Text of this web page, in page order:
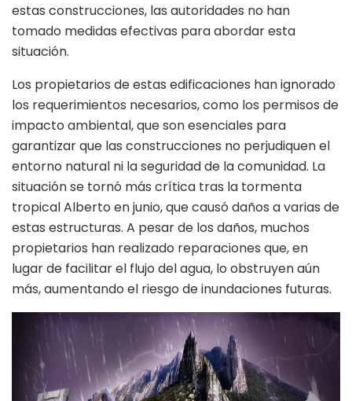
estas construcciones, las autoridades no han
tomado medidas efectivas para abordar esta
situación.
Los propietarios de estas edificaciones han ignorado
los requerimientos necesarios, como los permisos de
impacto ambiental, que son esenciales para
garantizar que las construcciones no perjudiquen el
entorno natural ni la seguridad de la comunidad. La
situación se tornó más crítica tras la tormenta
tropical Alberto en junio, que causó daños a varias de
estas estructuras. A pesar de los daños, muchos
propietarios han realizado reparaciones que, en
lugar de facilitar el flujo del agua, lo obstruyen aún
más, aumentando el riesgo de inundaciones futuras.